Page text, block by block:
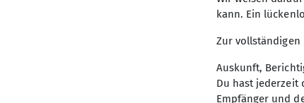
Leonie berichtet vom Klettercamp
In Frankenthal angekommen, hieß es
aufbauen auf dem Programm und
kann. Ein
Zur vollständigen
Auskunft,
Du hast jederzeit
Empfänger und